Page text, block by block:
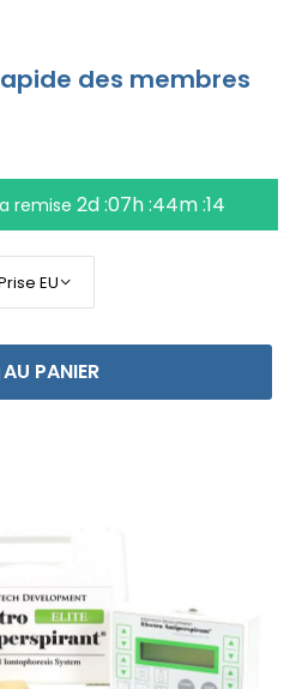
des membres
remise 2d :07h :44m :14
AU PANIER